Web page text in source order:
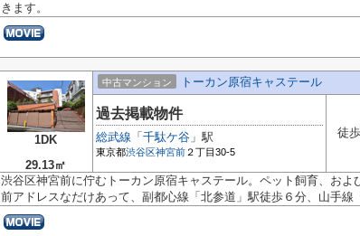
きます。
1DK
29.13㎡
中古マンション トーカン原宿キャステール
過去掲載物件
総武線 「 千駄ケ谷 」駅
東京都渋谷区神宮前 ２丁目30-5
徒
渋谷区神宮前に佇むトーカン原宿キャステール。ペット飼育、お
前アドレスなだけあって、副都心線「北参道」駅徒歩６分、山手線